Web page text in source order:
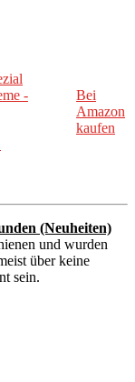
-
Bei
Amazon
kaufen
(Neuheiten)
und wurden
über keine
sein.